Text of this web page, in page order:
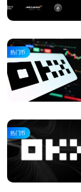
热门币
热门币